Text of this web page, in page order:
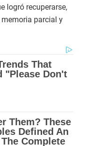
logró recuperarse,
parcial y